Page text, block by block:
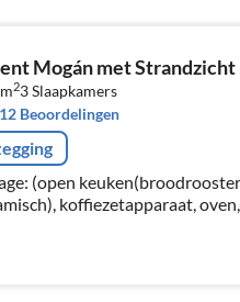
Mogán met Strandzicht
23Slaapkamers
Beoordelingen
(open
koffiezetapparaat, oven,
koel-/
smart TV)